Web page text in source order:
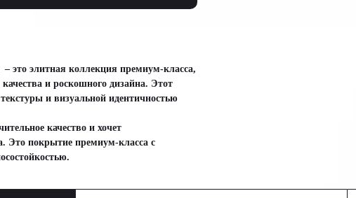
это элитная коллекция премиум-класса,
и роскошного дизайна. Этот
и визуальной идентичностью
качество и хочет
Это покрытие премиум-класса с